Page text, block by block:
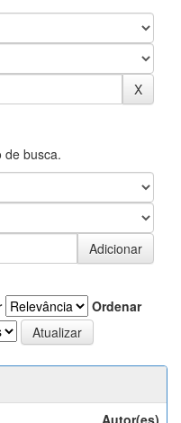
de busca.
Ordenar
Autor(es)